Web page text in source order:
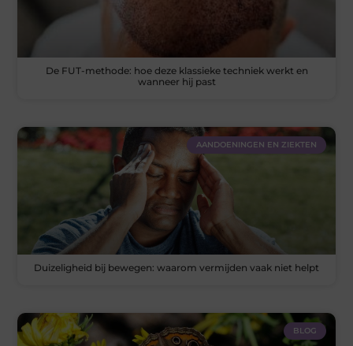
De FUT-methode: hoe deze klassieke techniek werkt en
wanneer hij past
AANDOENINGEN EN ZIEKTEN
Duizeligheid bij bewegen: waarom vermijden vaak niet helpt
BLOG